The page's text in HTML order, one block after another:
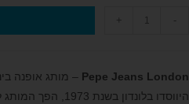
-
+
Pepe Jeans London – מותג אופנה
היווסדו